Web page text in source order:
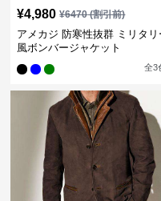
¥4,980 ¥6470(割引前)
アメカジ 防寒性抜群 ミリタリ
風ボンバージャケット
全3